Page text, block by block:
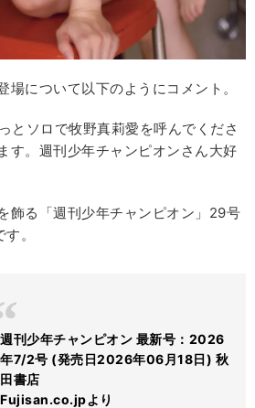
場について以下のようにコメント。
とソロで牧野真莉愛を呼んでくださ
す。週刊少年チャンピオンさん大好
飾る「週刊少年チャンピオン」29号
。
週刊少年チャンピオン 最新号：2026
年7/2号 (発売日2026年06月18日) 秋
田書店
Fujisan.co.jpより